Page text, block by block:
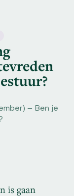
– Ben je
is gaan